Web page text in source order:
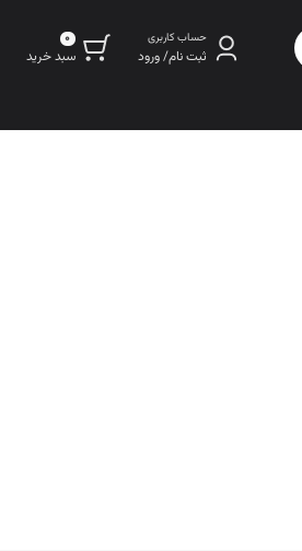
حساب کاربری
ثبت نام/ ورود
0
سبد خرید